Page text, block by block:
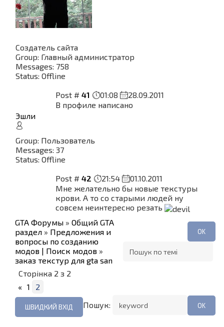
Создатель сайта
Group: Главный администратор
Messages: 758
Status: Offline
Post # 41 01:08
28.09.2011
В профиле написано
Эшли
Group: Пользователь
Messages: 37
Status: Offline
Post # 42 21:54
01.10.2011
Мне желательно бы новые текстуры
крови. А то со старыми людей ну
совсем неинтересно резать
GTA Форумы » Общий GTA
раздел » Предложения и
вопросы по созданию
модов | Поиск модов »
заказ текстур для gta san
Сторінка 2 з 2
« 1
2
Пошук: